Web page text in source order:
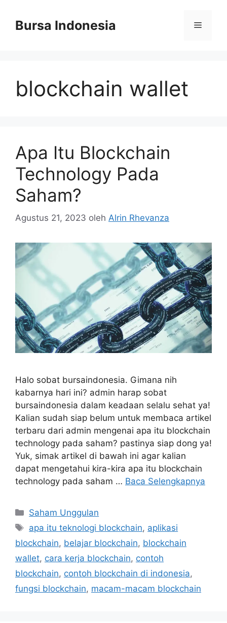
Bursa Indonesia Menu
blockchain wallet
Apa Itu Blockchain
Technology Pada
Saham?
Agustus 21, 2023 oleh Alrin Rhevanza
Halo sobat bursaindonesia. Gimana nih
kabarnya hari ini? admin harap sobat
bursaindonesia dalam keadaan selalu sehat ya!
Kalian sudah siap belum untuk membaca artikel
terbaru dari admin mengenai apa itu blockchain
technology pada saham? pastinya siap dong ya!
Yuk, simak artikel di bawah ini agar kalian
dapat mengetahui kira-kira apa itu blockchain
technology pada saham … Baca Selengkapnya
Kategori
Saham Unggulan
Tag
apa itu teknologi blockchain, aplikasi
blockchain, belajar blockchain, blockchain
wallet, cara kerja blockchain, contoh
blockchain, contoh blockchain di indonesia,
fungsi blockchain, macam-macam blockchain